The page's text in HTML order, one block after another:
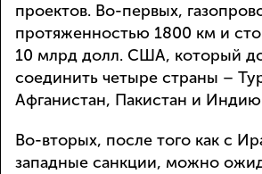
проектов. Во-первых,
протяженностью 1800 км и
10 млрд долл. США, который
соединить четыре страны –
Афганистан, Пакистан и Индию
Во-вторых, после того как с
западные санкции, можно